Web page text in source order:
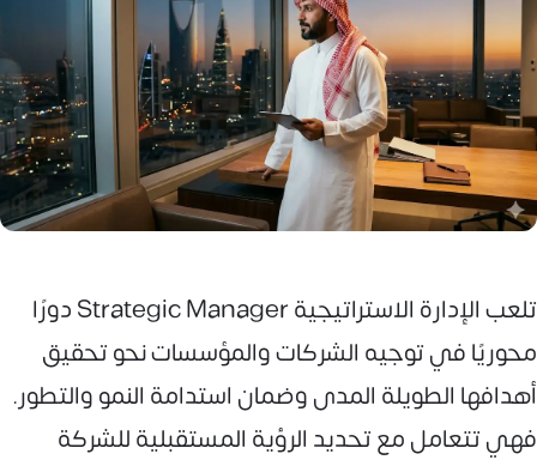
تلعب الإدارة الاستراتيجية Strategic Manager دورًا
محوريًا في توجيه الشركات والمؤسسات نحو تحقيق
أهدافها الطويلة المدى وضمان استدامة النمو والتطور.
فهي تتعامل مع تحديد الرؤية المستقبلية للشركة